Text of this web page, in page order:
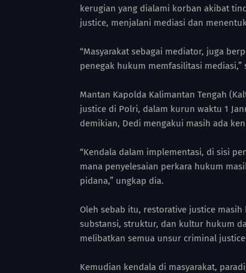
kerugian yang dialami korban akibat
justice, menjalani mediasi dan
“Masyarakat sebagai mediator, juga
penegak hukum memfasilitasi mediasi,”
Mantan Kapolda Kalimantan Tengah
justice di Polri, dalam kurun waktu 1
demikian, Dedi mengakui masih ada
“Kendala dalam implementasi, di sisi
mana penyelesaian perkara hukum
pidana,” ungkap dia.
Oleh sebab itu, restorative justice
substansi, struktur, dan kultur hukum
melibatkan semua unsur criminal justice
Kemudian kendala di masyarakat,